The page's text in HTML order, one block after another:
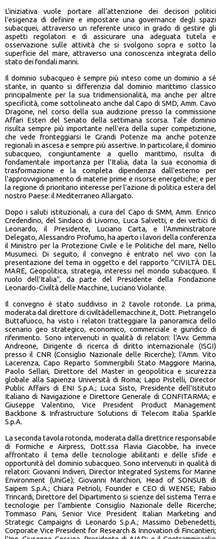
L'iniziativa vuole portare all’attenzione dei decisori politici
l’esigenza di definire e impostare una governance degli spazi
subacquei, attraverso un referente unico in grado di gestire gli
aspetti regolatori e di assicurare una adeguata tutela e
osservazione sulle attività che si svolgono sopra e sotto la
superficie del mare, attraverso una conoscenza integrata dello
stato dei fondali marini.
Il dominio subacqueo è sempre più inteso come un dominio a sé
stante, in quanto si differenzia dal dominio marittimo classico
principalmente per la sua tridimensionalità, ma anche per altre
specificità, come sottolineato anche dal Capo di SMD, Amm. Cavo
Dragone, nel corso della sua audizione presso la commissione
Affari Esteri del Senato della settimana scorsa. Tale dominio
risulta sempre più importante nell'era della super competizione,
che vede fronteggiarsi le Grandi Potenze ma anche potenze
regionali in ascesa e sempre più assertive. In particolare, il dominio
subacqueo, congiuntamente a quello marittimo, risulta di
fondamentale importanza per l'Italia, data la sua economia di
trasformazione e la completa dipendenza dall'esterno per
l'approvvigionamento di materie prime e risorse energetiche; e per
la regione di prioritario interesse per l'azione di politica estera del
nostro Paese: il Mediterraneo Allargato.
Dopo i saluti istituzionali, a cura del Capo di SMM, Amm. Enrico
Credendino, del Sindaco di Livorno, Luca Salvetti, e dei vertici di
Leonardo, il Presidente, Luciano Carta, e l'Amministratore
Delegato, Alessandro Profumo, ha aperto i lavori della conferenza
il Ministro per la Protezione Civile e le Politiche del mare, Nello
Musumeci. Di seguito, il convegno è entrato nel vivo con la
presentazione del tema in oggetto e del rapporto "CIVILTÀ DEL
MARE, Geopolitica, strategia, interessi nel mondo subacqueo. Il
ruolo dell'Italia", da parte del Presidente della Fondazione
Leonardo-Civiltà delle Macchine, Luciano Violante.
Il convegno è stato suddiviso in 2 tavole rotonde. La prima,
moderata dal direttore di civiltàdellemacchine.it, Dott. Pietrangelo
Buttafuoco, ha visto i relatori tratteggiare la panoramica dello
scenario geo strategico, economico, commerciale e giuridico di
riferimento. Sono intervenuti in qualità di relatori: l'Avv. Gemma
Andreone, Dirigente di ricerca di diritto internazionale (ISGI)
presso il CNR (Consiglio Nazionale delle Ricerche); l'Amm. Vito
Lacerenza, Capo Reparto Sommergibili Stato Maggiore Marina,
Paolo Sellari, Direttore del Master in geopolitica e sicurezza
globale alla Sapienza Università di Roma; Lapo Pistelli, Director
Public Affairs di ENI S.p.A.; Luca Sisto, Presidente dell'Istituto
Italiano di Navigazione e Direttore Generale di CONFITARMA; e
Giuseppe Valentino, Vice President Product Management
Backbone & Infrastructure Solutions di Telecom Italia Sparkle
S.p.A.
La seconda tavola rotonda, moderata dalla direttrice responsabile
di Formiche e Airpress, Dott.ssa Flavia Giacobbe, ha invece
affrontato il tema delle tecnologie abilitanti e delle sfide e
opportunità del dominio subacqueo. Sono intervenuti in qualità di
relatori: Giovanni Indiveri, Director Integrated Systems for Marine
Environment (UniGe); Giovanni Marchiori, Head of SONSUB di
Saipem S.p.A.; Chiara Petrioli, Founder e CEO di WENSE; Fabio
Trincardi, Direttore del Dipartimento si scienze del sistema Terra e
tecnologie per l'ambiente Consiglio Nazionale delle Ricerche;
Tommaso Pani, Senior Vice President Italian Marketing and
Strategic Campaigns di Leonardo S.p.A.; Massimo Debenedetti,
Corporate Vice President for Research & Innovation di Fincantieri;